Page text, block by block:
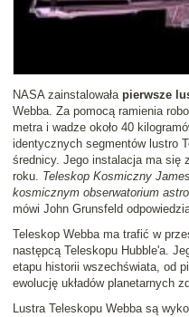
NASA zainstalowała pierwsze
Webba. Za pomocą ramienia
metra i wadze około 40
identycznych segmentów lustro
średnicy. Jego instalacja ma się
roku. Teleskop Kosmiczny
kosmicznym obserwatorium
mówi John Grunsfeld
Teleskop Webba ma trafić w
następcą Teleskopu Hubble'a.
etapu historii wszechświata, od
ewolucję układów planetarnych
Lustra Teleskopu Webba są